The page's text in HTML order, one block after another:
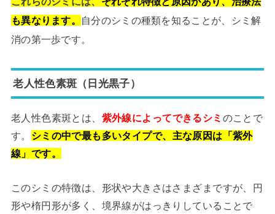
も異なります。
自分のシミの種類を知ることが、シミ解
消の第一歩です。
老人性色素斑（日光黒子）
老人性色素斑とは、 紫外線によってできるシミ のことで
す。 シミの中で最も多いタイプで、 主な原因は「紫外
線」 です。
このシミの特徴は、形状や大きさはさまざまですが、円
形や楕円形が多く、境界線がはっきりしていることで